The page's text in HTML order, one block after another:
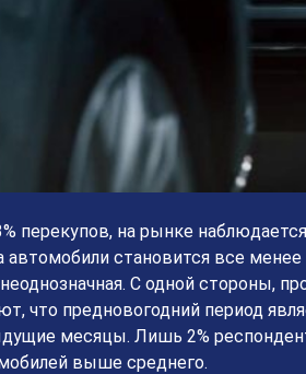
перекупов, на рынке
автомобили становится все
С одной стороны,
что предновогодний период
месяцы. Лишь 2%
выше среднего.